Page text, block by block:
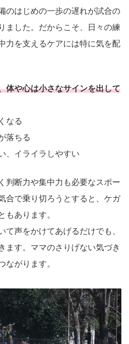
のはじめの一歩の遅れが試合の
ました。だからこそ、日々の練
力を支えるケアには特に気を配
体や心は小さなサインを出して
なる
落ちる
、イライラしやすい
判断力や集中力も必要なスポー
合で乗り切ろうとすると、ケガ
もあります。
て声をかけてあげるだけでも、
ます。ママのさりげない気づき
ながります。